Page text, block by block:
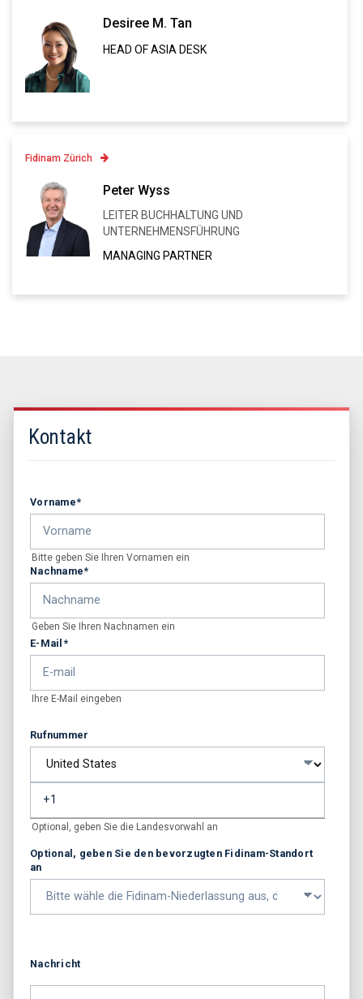
Desiree M. Tan
HEAD OF ASIA DESK
Fidinam Zürich
Peter Wyss
LEITER BUCHHALTUNG UND
UNTERNEHMENSFÜHRUNG
MANAGING PARTNER
Kontakt
Vorname*
Bitte geben Sie Ihren Vornamen ein
Nachname*
Geben Sie Ihren Nachnamen ein
E-Mail *
Ihre E-Mail eingeben
Rufnummer
Optional, geben Sie die Landesvorwahl an
Optional, geben Sie den bevorzugten Fidinam-Standort
an
Nachricht